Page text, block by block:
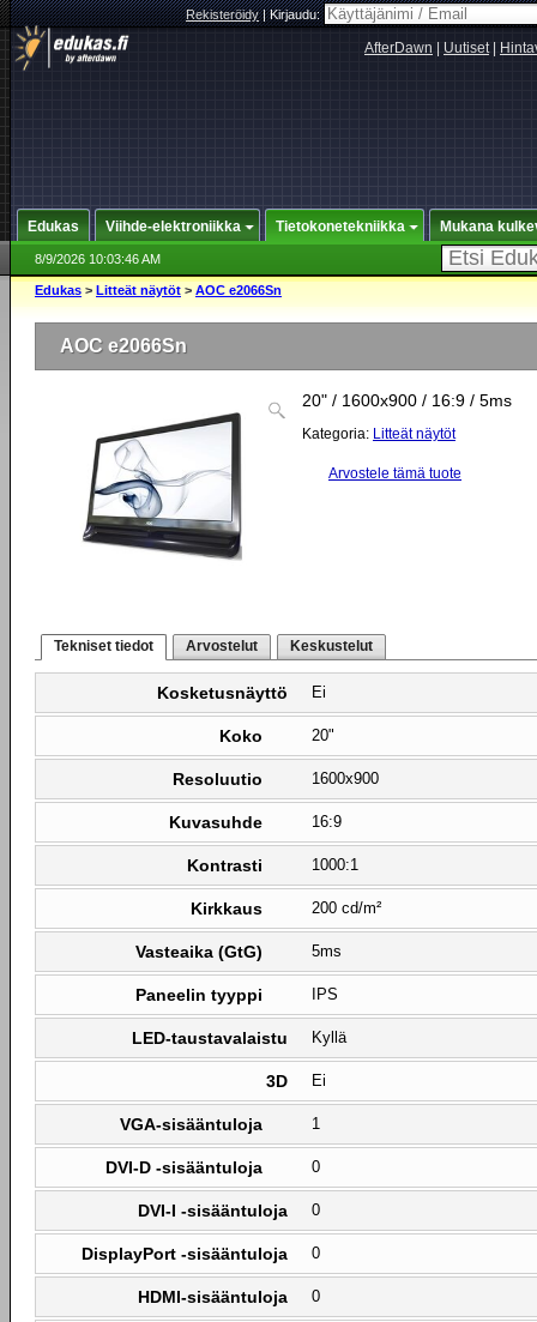
Rekisteröidy|Kirjaudu:
AfterDawn Uutiset|
Edukas Viihde-elektroniikka Tietokonetekniikka Mukana
8/9/2026 10:03:46 AM
Edukas > Litteät näytöt > AOC e2066Sn
AOC e2066Sn
20" / 1600x900 / 16:9 / 5ms
Kategoria: Litteät näytöt
Arvostele tämä tuote
Tekniset tiedot Arvostelut Keskustelut
Kosketusnäyttö Ei
Koko 20"
Resoluutio 1600x900
Kuvasuhde 16:9
Kontrasti 1000:1
Kirkkaus 200 cd/m²
Vasteaika (GtG) 5ms
Paneelin tyyppi IPS
LED-taustavalaistu Kyllä
3D Ei
VGA-sisääntuloja 1
DVI-D -sisääntuloja 0
DVI-I -sisääntuloja 0
DisplayPort -sisääntuloja 0
HDMI-sisääntuloja 0